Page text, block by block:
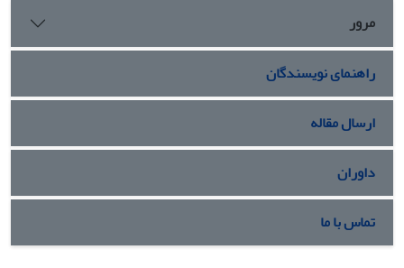
مرور
راهنمای نویسندگان
ارسال مقاله
داوران
تماس با ما